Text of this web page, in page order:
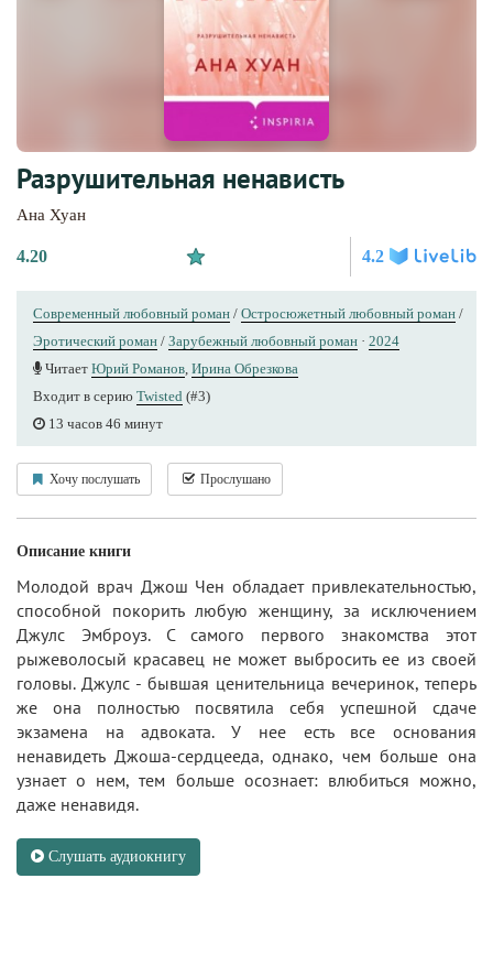
Разрушительная ненависть
Ана Хуан
4.20 4.2
Современный любовный роман / Остросюжетный любовный роман /
Эротический роман / Зарубежный любовный роман · 2024
Читает Юрий Романов, Ирина Обрезкова
Входит в серию Twisted (#3)
13 часов 46 минут
Хочу послушать Прослушано
Описание книги
Молодой врач Джош Чен обладает привлекательностью,
способной покорить любую женщину, за исключением
Джулс Эмброуз. С самого первого знакомства этот
рыжеволосый красавец не может выбросить ее из своей
головы. Джулс - бывшая ценительница вечеринок, теперь
же она полностью посвятила себя успешной сдаче
экзамена на адвоката. У нее есть все основания
ненавидеть Джоша-сердцееда, однако, чем больше она
узнает о нем, тем больше осознает: влюбиться можно,
даже ненавидя.
Слушать аудиокнигу